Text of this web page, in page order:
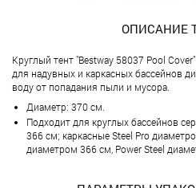
ОПИСАНИЕ
Круглый тент "Bestway 58037 Pool
для надувных и каркасных бассейнов
воду от попадания пыли и мусора.
Диаметр: 370 см.
Подходит для круглых бассейнов
366 см; каркасные Steel Pro
диаметром 366 см, Power Steel